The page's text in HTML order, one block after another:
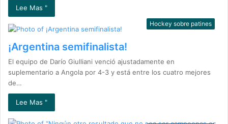
Lee Mas "
Hockey sobre patines
¡Argentina semifinalista!
El equipo de Darío Giulliani venció ajustadamente en
suplementario a Angola por 4-3 y está entre los cuatro mejores
de…
Lee Mas "